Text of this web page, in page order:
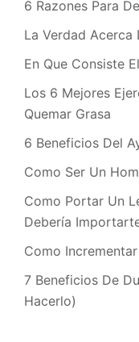
6 Razones Para
La Verdad Acerca
En Que Consiste
Los 6 Mejores
Quemar Grasa
6 Beneficios Del
Como Ser Un
Como Portar Un
Debería
Como
7 Beneficios De
Hacerlo)